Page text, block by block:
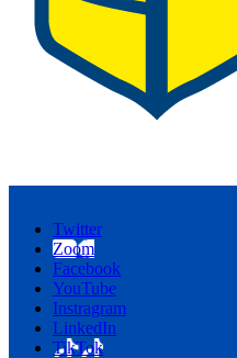
Twitter
Zoom
Facebook
YouTube
Instragram
LinkedIn
TikTok